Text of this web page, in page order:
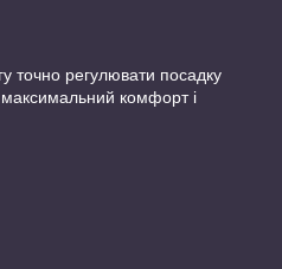
точно регулювати посадку
максимальний комфорт і